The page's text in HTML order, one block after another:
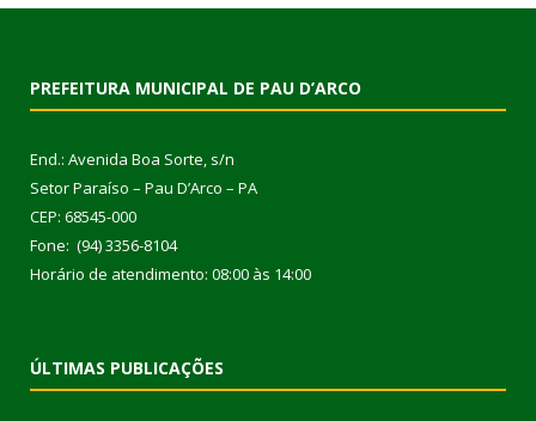
PREFEITURA MUNICIPAL DE PAU D’ARCO
End.: Avenida Boa Sorte, s/n
Setor Paraíso – Pau D’Arco – PA
CEP: 68545-000
Fone: (94) 3356-8104
Horário de atendimento: 08:00 às 14:00
ÚLTIMAS PUBLICAÇÕES